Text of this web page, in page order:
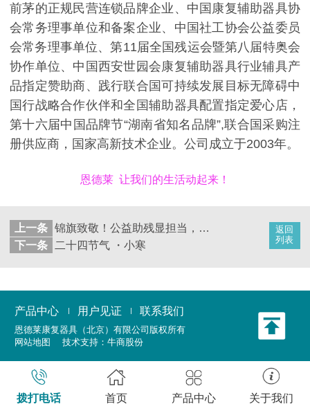
前茅的正规民营连锁品牌企业、中国康复辅助器具协
会常务理事单位和备案企业、中国社工协会公益委员
会常务理事单位、第11届全国残运会暨第八届特奥会
协作单位、中国西安世园会康复辅助器具行业辅具产
品指定赞助商、践行联合国可持续发展目标无障碍中
国行战略合作伙伴和全国辅助器具配置指定爱心店，
第十六届中国品牌节“湖南省知名品牌”,联合国采购注
册供应商，国家高新技术企业。公司成立于2003年。
恩德莱 让我们的生活动起来！
返回
列表
上一条
锦旗致敬！公益助残显担当，爱心传递暖三
下一条
二十四节气 ・小寒
产品中心 用户见证 联系我们
恩德莱康复器具（北京）有限公司 版权所有
网站地图
技术支持： 牛商股份
拨打电话 首页 产品中心 关于我们